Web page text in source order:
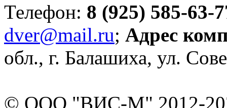
Телефон: 8 (925) 585-63-
dver@mail.ru; Адрес
обл., г. Балашиха, ул.
© ООО "ВИС-М" 2012-